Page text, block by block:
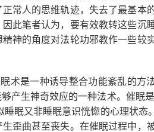
常人的思维轨迹，失去了最基本
此笔者认为，要有效教转这些沉
神的角度对法轮功邪教作一些较
术是一种诱导整合功能紊乱的方
产生神奇效应的一种法术。催眠
睡眠又非睡眠意识恍惚的心理状态
歪曲甚至丧失。在催眠过程中，